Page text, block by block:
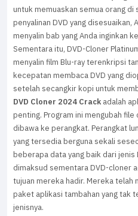
untuk memuaskan semua orang di
penyalinan DVD yang disesuaikan,
menyalin bab yang Anda inginkan
Sementara itu, DVD-Cloner
menyalin film Blu-ray terenkripsi
kecepatan membaca DVD yang
setelah secangkir kopi untuk
DVD Cloner 2024 Crack adalah
penting. Program ini mengubah
dibawa ke perangkat. Perangkat
yang tersedia berguna sekali
beberapa data yang baik dari jenis
dimaksud sementara DVD-cloner
tujuan mereka hadir. Mereka telah
paket aplikasi tambahan yang tak
jenisnya.